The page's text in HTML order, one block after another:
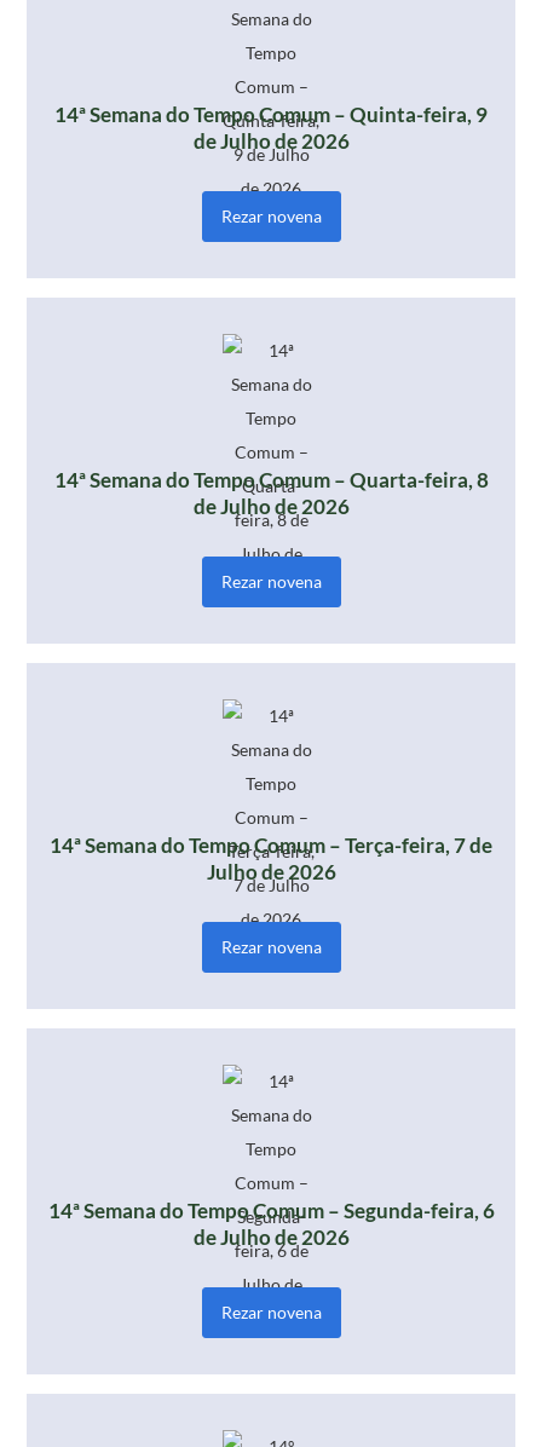
14ª Semana do Tempo Comum – Quinta-feira, 9
de Julho de 2026
Rezar novena
14ª Semana do Tempo Comum – Quarta-feira, 8
de Julho de 2026
Rezar novena
14ª Semana do Tempo Comum – Terça-feira, 7 de
Julho de 2026
Rezar novena
14ª Semana do Tempo Comum – Segunda-feira, 6
de Julho de 2026
Rezar novena